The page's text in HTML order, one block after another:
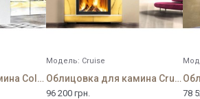
Облицовка для камина Columbia
Модель: Cruise
Облицовка для камина Cruise
96 200 грн. 78